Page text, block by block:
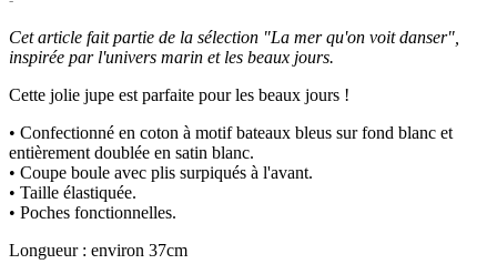
Cet article fait partie de la sélection "La mer qu'on voit danser",
inspirée par l'univers marin et les beaux jours.
Cette jolie jupe est parfaite pour les beaux jours !
• Confectionné en coton à motif bateaux bleus sur fond blanc et
entièrement doublée en satin blanc.
• Coupe boule avec plis surpiqués à l'avant.
• Taille élastiquée.
• Poches fonctionnelles.
Longueur : environ 37cm